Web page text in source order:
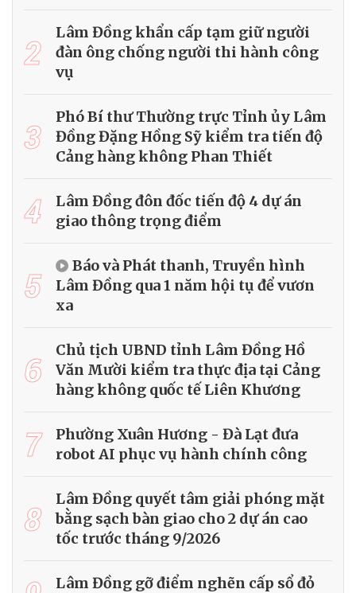
2
Lâm Đồng khẩn cấp tạm giữ người
đàn ông chống người thi hành công
vụ
3
Phó Bí thư Thường trực Tỉnh ủy Lâm
Đồng Đặng Hồng Sỹ kiểm tra tiến độ
Cảng hàng không Phan Thiết
4
Lâm Đồng đôn đốc tiến độ 4 dự án
giao thông trọng điểm
5
Báo và Phát thanh, Truyền hình
Lâm Đồng qua 1 năm hội tụ để vươn
xa
6
Chủ tịch UBND tỉnh Lâm Đồng Hồ
Văn Mười kiểm tra thực địa tại Cảng
hàng không quốc tế Liên Khương
7
Phường Xuân Hương - Đà Lạt đưa
robot AI phục vụ hành chính công
8
Lâm Đồng quyết tâm giải phóng mặt
bằng sạch bàn giao cho 2 dự án cao
tốc trước tháng 9/2026
Lâm Đồng gỡ điểm nghẽn cấp sổ đỏ